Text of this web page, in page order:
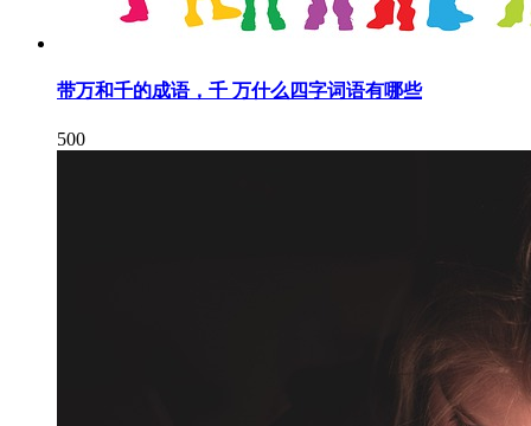
带万和千的成语，千 万什么四字词语有哪些
500